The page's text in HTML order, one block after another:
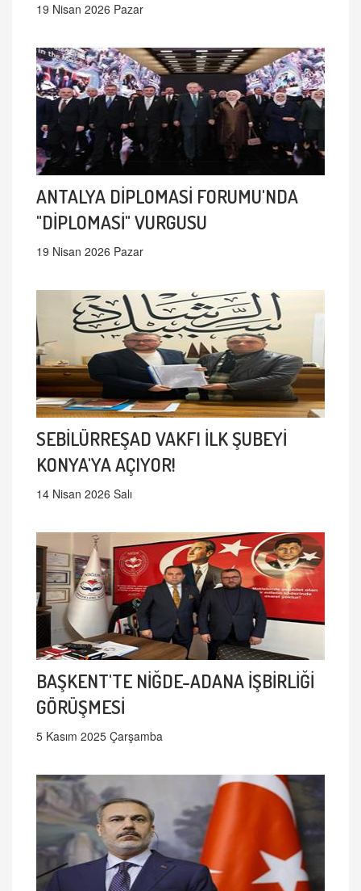
19 Nisan 2026 Pazar
ANTALYA DİPLOMASİ FORUMU'NDA
"DİPLOMASİ" VURGUSU
19 Nisan 2026 Pazar
SEBİLÜRREŞAD VAKFI İLK ŞUBEYİ
KONYA'YA AÇIYOR!
14 Nisan 2026 Salı
BAŞKENT'TE NİĞDE-ADANA İŞBİRLİĞİ
GÖRÜŞMESİ
5 Kasım 2025 Çarşamba